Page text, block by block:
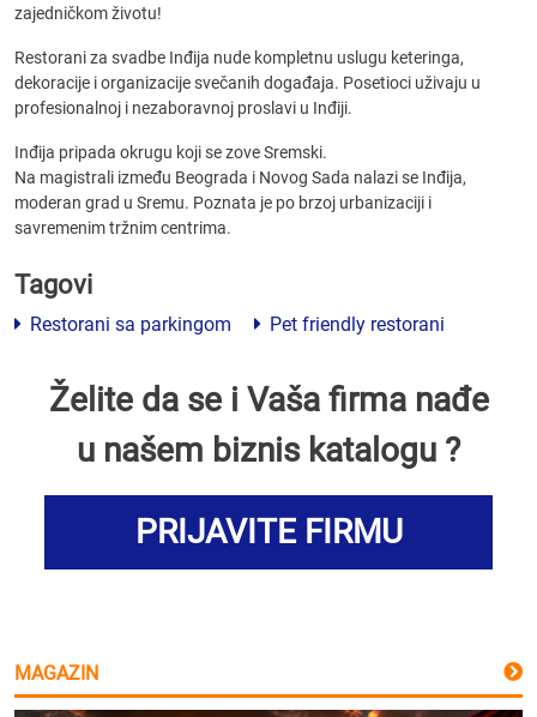
zajedničkom životu!
Restorani za svadbe Inđija nude kompletnu uslugu keteringa,
dekoracije i organizacije svečanih događaja. Posetioci uživaju u
profesionalnoj i nezaboravnoj proslavi u Inđiji.
Inđija pripada okrugu koji se zove Sremski.
Na magistrali između Beograda i Novog Sada nalazi se Inđija,
moderan grad u Sremu. Poznata je po brzoj urbanizaciji i
savremenim tržnim centrima.
Tagovi
Restorani sa parkingom Pet friendly restorani
Želite da se i Vaša firma nađe
u našem biznis katalogu ?
PRIJAVITE FIRMU
MAGAZIN